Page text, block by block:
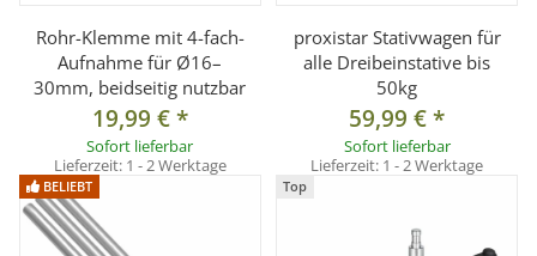
Rohr-Klemme mit 4-fach-
Aufnahme für Ø16–
30mm, beidseitig nutzbar
19,99 €*
Sofort lieferbar
Lieferzeit: 1 - 2 Werktage
proxistar Stativwagen für
alle Dreibeinstative bis
50kg
59,99 €*
Sofort lieferbar
Lieferzeit: 1 - 2 Werktage
BELIEBT Top